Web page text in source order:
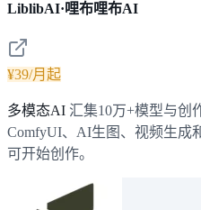
LiblibAI·哩布哩布AI
¥39/月起
多模态AI 汇集10万+模型与创
ComfyUI、AI生图、视频生成
可开始创作。